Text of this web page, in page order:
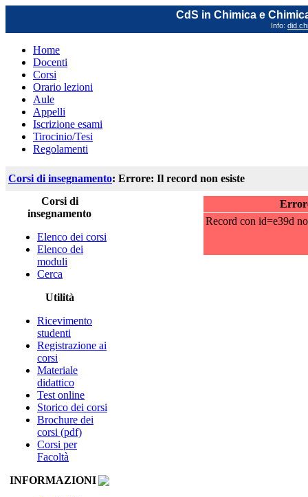
CdS in Chimica e
Info:
Home
Docenti
Corsi
Orario lezioni
Aule
Appelli
Iscrizione esami
Tirocinio/Tesi
Regolamenti
Corsi di insegnamento: Errore: Il record non esiste
Corsi di
insegnamento
Elenco dei corsi
Elenco dei
moduli
Cerca
Utilità
Ricevimento
studenti
Registrazione ai
corsi
Materiale
didattico
Test online
Storico dei corsi
Brochure dei
corsi (pdf)
Corsi per
Facoltà
INFORMAZIONI
Record con id=e39d